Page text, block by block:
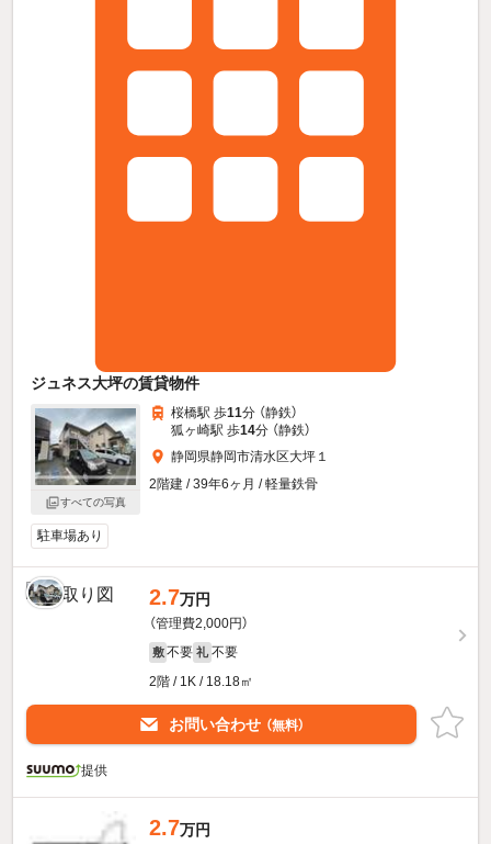
ジュネス大坪の賃貸物件
すべての写真
桜橋駅 歩11分 （静鉄）
狐ヶ崎駅 歩14分 （静鉄）
静岡県静岡市清水区大坪１
2階建 / 39年6ヶ月 / 軽量鉄骨
駐車場あり
2.7万円
（管理費2,000円）
敷 不要 礼 不要
2階 / 1K / 18.18㎡
お問い合わせ （無料）
提供
2.7万円